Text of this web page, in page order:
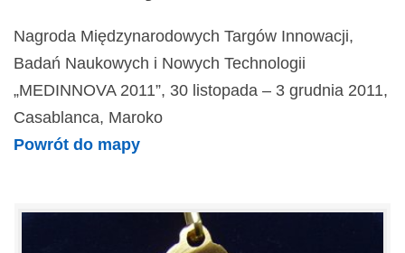
Nagroda Międzynarodowych Targów Innowacji,
Badań Naukowych i Nowych Technologii
„MEDINNOVA 2011”, 30 listopada – 3 grudnia 2011,
Casablanca, Maroko
Powrót do mapy